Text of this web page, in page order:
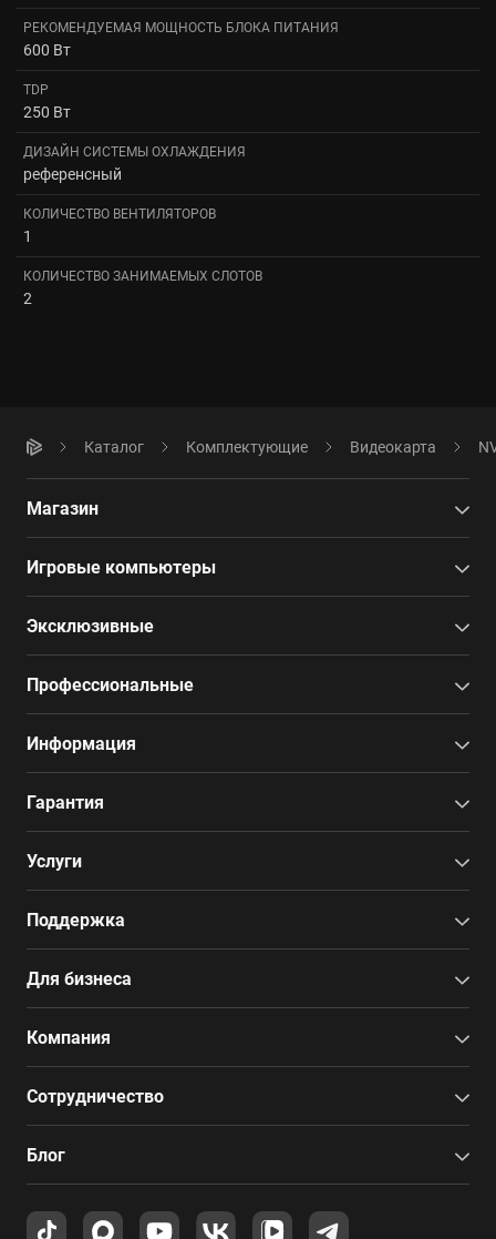
РЕКОМЕНДУЕМАЯ МОЩНОСТЬ БЛОКА ПИТАНИЯ
600 Вт
TDP
250 Вт
ДИЗАЙН СИСТЕМЫ ОХЛАЖДЕНИЯ
референсный
КОЛИЧЕСТВО ВЕНТИЛЯТОРОВ
1
КОЛИЧЕСТВО ЗАНИМАЕМЫХ СЛОТОВ
2
Каталог Комплектующие Видеокарта
Магазин
Игровые компьютеры
Эксклюзивные
Профессиональные
Информация
Гарантия
Услуги
Поддержка
Для бизнеса
Компания
Сотрудничество
Блог